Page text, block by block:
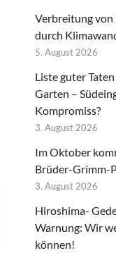
Verbreitung
durch
5. August 2026
Liste guter
Garten –
Kompromiss?
3. August 2026
Im Oktober
Brüder-Grimm-
3. August 2026
Hiroshima-
Warnung: Wir
können!